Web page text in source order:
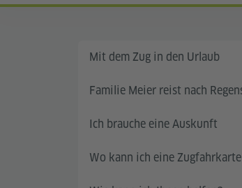
Mit dem Zug in den Urlaub
Familie Meier reist nach
Ich brauche eine Auskunft
Wo kann ich eine